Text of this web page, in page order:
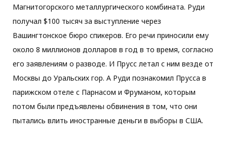
Магнитогорского металлургического комбината. Руди
получал $100 тысяч за выступление через
Вашингтонское бюро спикеров. Его речи приносили ему
около 8 миллионов долларов в год в то время, согласно
его заявлениям о разводе. И Прусс летал с ним везде от
Москвы до Уральских гор. А Руди познакомил Прусса в
парижском отеле с Парнасом и Фруманом, которым
потом были предъявлены обвинения в том, что они
пытались влить иностранные деньги в выборы в США.